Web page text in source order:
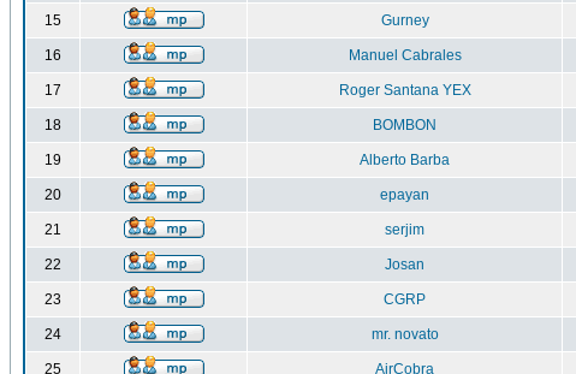
15 Gurney
16 Manuel Cabrales
17 Roger Santana YEX
18 BOMBON
19 Alberto Barba
20 epayan
21 serjim
22 Josan
23 CGRP
24 mr. novato
25 AirCobra